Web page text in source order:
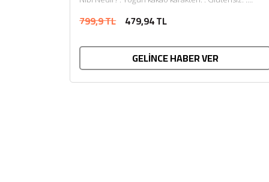
799,9 TL 479,94 TL
GELİNCE HABER VER